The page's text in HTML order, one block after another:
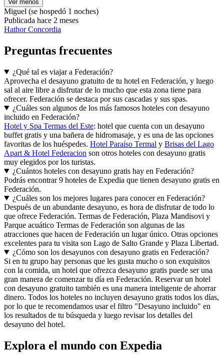
Ver menos
Miguel (se hospedó 1 noches)
Publicada hace 2 meses
Hathor Concordia
Preguntas frecuentes
¿Qué tal es viajar a Federación?
Aprovecha el desayuno gratuito de tu hotel en Federación, y luego
sal al aire libre a disfrutar de lo mucho que esta zona tiene para
ofrecer. Federación se destaca por sus cascadas y sus spas.
¿Cuáles son algunos de los más famosos hoteles con desayuno
incluido en Federación?
Hotel y Spa Termas del Este: hotel que cuenta con un desayuno
buffet gratis y una bañera de hidromasaje, y es una de las opciones
favoritas de los huéspedes. Hotel Paraíso Termal y Brisas del Lago
Apart & Hotel Federacion son otros hoteles con desayuno gratis
muy elegidos por los turistas.
¿Cuántos hoteles con desayuno gratis hay en Federación?
Podrás encontrar 9 hoteles de Expedia que tienen desayuno gratis en
Federación.
¿Cuáles son los mejores lugares para conocer en Federación?
Después de un abundante desayuno, es hora de disfrutar de todo lo
que ofrece Federación. Termas de Federación, Plaza Mandisovi y
Parque acuático Termas de Federación son algunas de las
atracciones que hacen de Federación un lugar único. Otras opciones
excelentes para tu visita son Lago de Salto Grande y Plaza Libertad.
¿Cómo son los desayunos con desayuno gratis en Federación?
Si en tu grupo hay personas que les gusta mucho o son exquisitos
con la comida, un hotel que ofrezca desayuno gratis puede ser una
gran manera de comenzar tu día en Federación. Reservar un hotel
con desayuno gratuito también es una manera inteligente de ahorrar
dinero. Todos los hoteles no incluyen desayuno gratis todos los días,
por lo que te recomendamos usar el filtro "Desayuno incluido" en
los resultados de tu búsqueda y luego revisar los detalles del
desayuno del hotel.
Explora el mundo con Expedia